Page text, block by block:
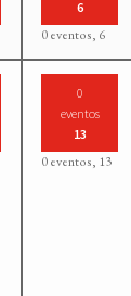
6
0 eventos, 6
0
eventos
13
0 eventos, 13